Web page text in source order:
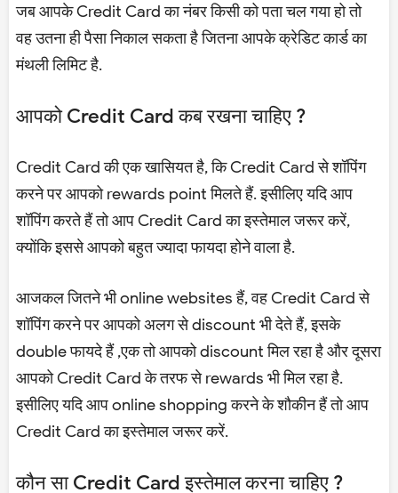
जब आपके Credit Card का नंबर किसी को पता चल गया हो तो
वह उतना ही पैसा निकाल सकता है जितना आपके क्रेडिट कार्ड का
मंथली लिमिट है.
आपको Credit Card कब रखना चाहिए ?
Credit Card की एक खासियत है, कि Credit Card से शॉपिंग
करने पर आपको rewards point मिलते हैं. इसीलिए यदि आप
शॉपिंग करते हैं तो आप Credit Card का इस्तेमाल जरूर करें,
क्योंकि इससे आपको बहुत ज्यादा फायदा होने वाला है.
आजकल जितने भी online websites हैं, वह Credit Card से
शॉपिंग करने पर आपको अलग से discount भी देते हैं, इसके
double फायदे हैं ,एक तो आपको discount मिल रहा है और दूसरा
आपको Credit Card के तरफ से rewards भी मिल रहा है.
इसीलिए यदि आप online shopping करने के शौकीन हैं तो आप
Credit Card का इस्तेमाल जरूर करें.
कौन सा Credit Card इस्तेमाल करना चाहिए ?